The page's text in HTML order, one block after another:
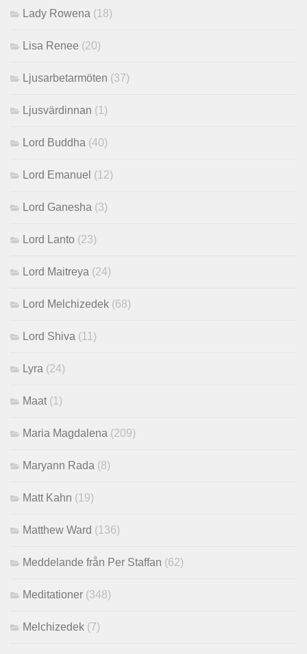
Lady Rowena (18)
Lisa Renee (20)
Ljusarbetarmöten (37)
Ljusvärdinnan (1)
Lord Buddha (40)
Lord Emanuel (12)
Lord Ganesha (3)
Lord Lanto (23)
Lord Maitreya (24)
Lord Melchizedek (68)
Lord Shiva (11)
Lyra (24)
Maat (1)
Maria Magdalena (209)
Maryann Rada (8)
Matt Kahn (19)
Matthew Ward (136)
Meddelande från Per Staffan (62)
Meditationer (348)
Melchizedek (7)